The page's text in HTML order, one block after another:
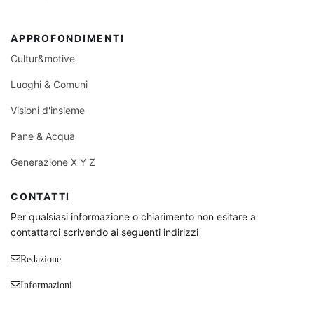
APPROFONDIMENTI
Cultur&motive
Luoghi & Comuni
Visioni d'insieme
Pane & Acqua
Generazione X Y Z
CONTATTI
Per qualsiasi informazione o chiarimento non esitare a
contattarci scrivendo ai seguenti indirizzi
Redazione
Informazioni